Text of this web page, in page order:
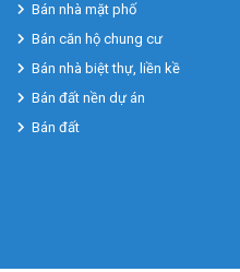
Bán nhà mặt phố
Bán căn hộ chung cư
Bán nhà biệt thự, liền kề
Bán đất nền dự án
Bán đất